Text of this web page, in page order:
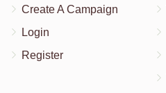
Create A Campaign
Login
Register